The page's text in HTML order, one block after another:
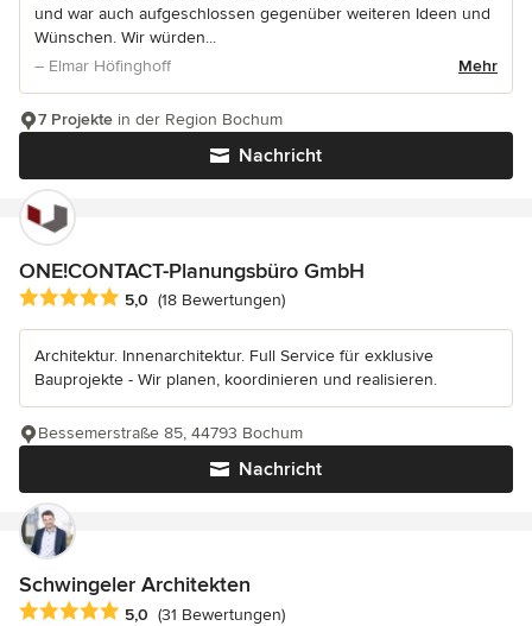
und war auch aufgeschlossen gegenüber weiteren Ideen und
Wünschen. Wir würden...
– Elmar Höfinghoff
Mehr
Nachricht
7 Projekte in der Region Bochum
ONE!CONTACT-Planungsbüro GmbH
Durchschnittliche Bewertung: 5 von 5 Sternen
5,0 (18 Bewertungen)
Architektur. Innenarchitektur. Full Service für exklusive
Bauprojekte - Wir planen, koordinieren und realisieren.
Nachricht
Bessemerstraße 85, 44793 Bochum
Schwingeler Architekten
Durchschnittliche Bewertung: 5 von 5 Sternen
5,0 (31 Bewertungen)